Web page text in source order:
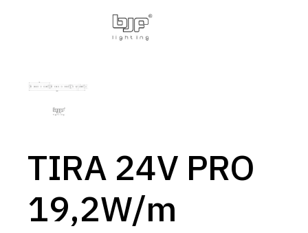
TIRA 24V PRO
19,2W/m